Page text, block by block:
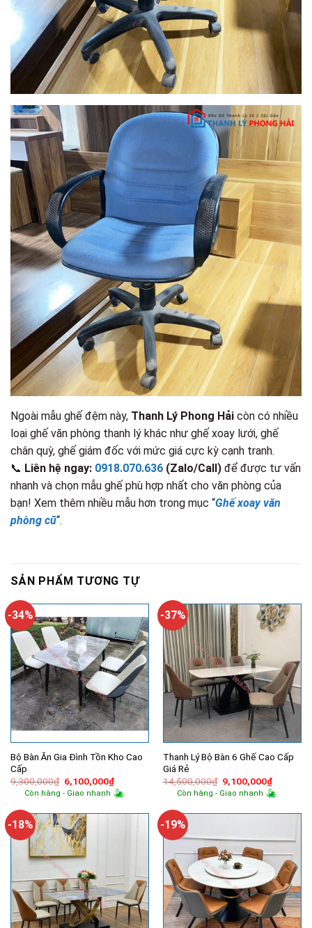
Ngoài mẫu ghế đệm này, Thanh Lý Phong Hải còn có nhiều
loại ghế văn phòng thanh lý khác như ghế xoay lưới, ghế
chân quỳ, ghế giám đốc với mức giá cực kỳ cạnh tranh.
📞 Liên hệ ngay: 0918.070.636 (Zalo/Call) để được tư vấn
nhanh và chọn mẫu ghế phù hợp nhất cho văn phòng của
bạn! Xem thêm nhiều mẫu hơn trong mục “Ghế xoay văn
phòng cũ“.
SẢN PHẨM TƯƠNG TỰ
-34%
Bộ Bàn Ăn Gia Đình Tồn Kho Cao
Cấp
9,300,000₫ Giá
gốc
là:
6,100,000₫Giá
hiện
tại
6,100,000₫.
Còn hàng - Giao nhanh
-37%
Thanh Lý Bộ Bàn 6 Ghế Cao Cấp
Giá Rẻ
14,500,000₫ Giá
gốc
là:
9,100,000₫Giá
hiện
tại
Còn hàng - Giao nhanh
-18% -19%